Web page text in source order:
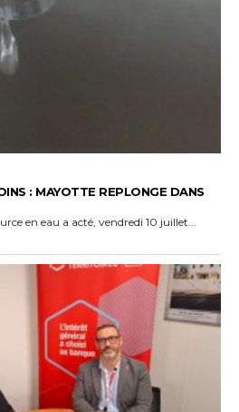
: MAYOTTE REPLONGE DANS
en eau a acté, vendredi 10 juillet...